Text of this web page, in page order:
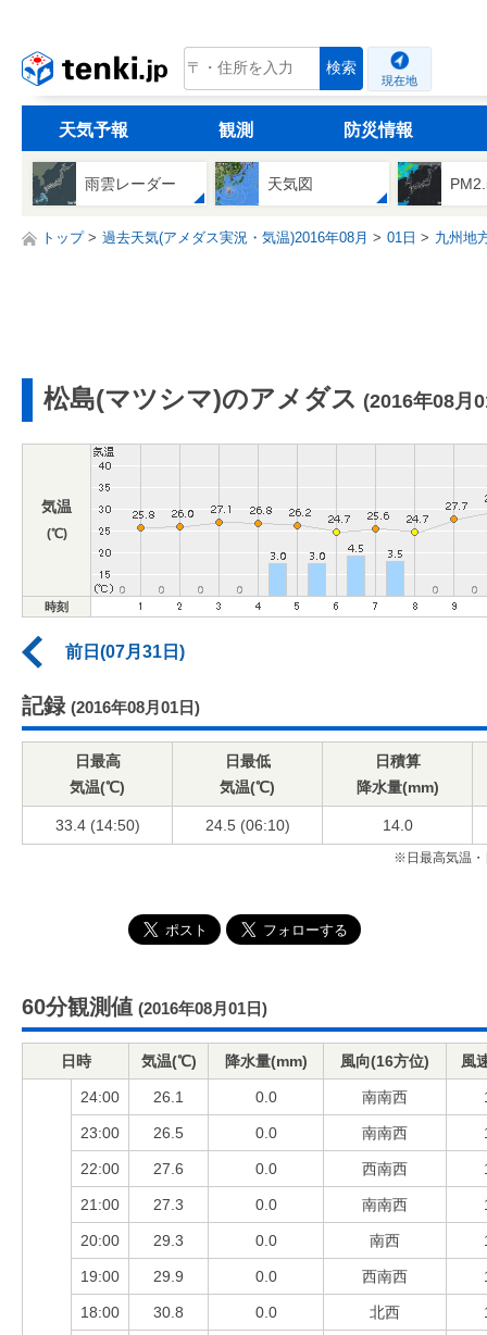
tenki.jp 検索
現在地
天気予報 観測 防災情報
雨雲レーダー 天気図
トップ 過去天気(アメダス実況・気温)2016年08月 01日 九州地
松島(マツシマ)のアメダス (2016年08月
気温
(℃)
時刻
前日(07月31日)
記録 (2016年08月01日)
日最高
気温(℃)
日最低
気温(℃)
日積算
降水量(mm)
33.4 (14:50) 24.5 (06:10) 14.0
※日最高気温・
60分観測値 (2016年08月01日)
日時 気温(℃) 降水量(mm) 風向(16方位) 風
24:00 26.1 0.0 南南西
23:00 26.5 0.0 南南西
22:00 27.6 0.0 西南西
21:00 27.3 0.0 南南西
20:00 29.3 0.0 南西
19:00 29.9 0.0 西南西
18:00 30.8 0.0 北西